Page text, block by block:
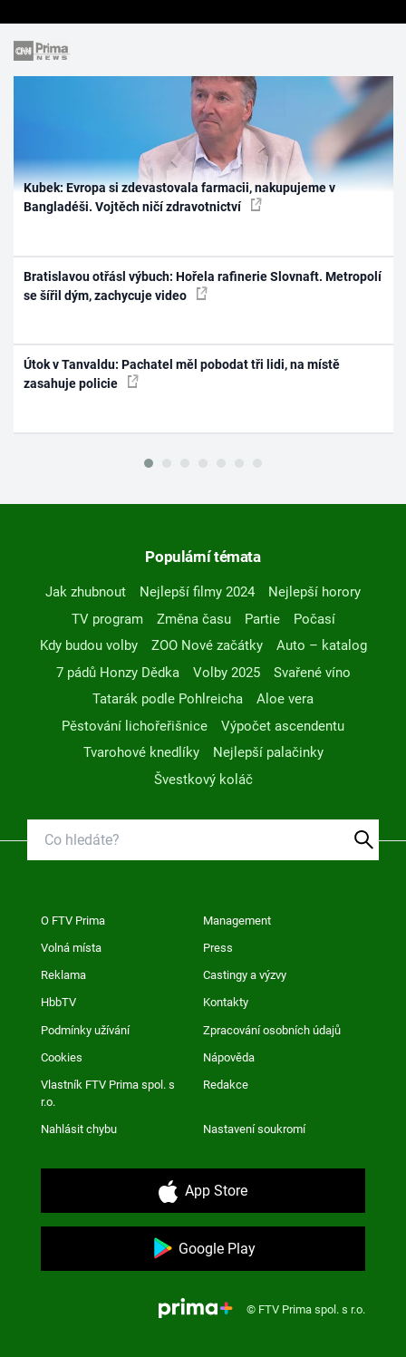
Kubek: Evropa si zdevastovala farmacii, nakupujeme v
Bangladéši. Vojtěch ničí zdravotnictví
Bratislavou otřásl výbuch: Hořela rafinerie Slovnaft. Metropolí
se šířil dým, zachycuje video
Útok v Tanvaldu: Pachatel měl pobodat tři lidi, na místě
zasahuje policie
Populární témata
Jak zhubnout Nejlepší filmy 2024
Nejlepší horory
TV program
Změna času Partie
Počasí
Kdy budou volby
ZOO Nové začátky
Auto – katalog
7 pádů Honzy Dědka
Volby 2025
Svařené víno
Tatarák podle Pohlreicha
Aloe vera
Pěstování lichořeřišnice
Výpočet ascendentu
Tvarohové knedlíky
Nejlepší palačinky
Švestkový koláč
O FTV Prima Management
Volná místa Press
Reklama Castingy a výzvy
HbbTV Kontakty
Podmínky užívání Zpracování osobních údajů
Cookies Nápověda
Vlastník FTV Prima spol. s
r.o.
Redakce
Nahlásit chybu Nastavení soukromí
App Store
Google Play
© FTV Prima spol. s r.o.